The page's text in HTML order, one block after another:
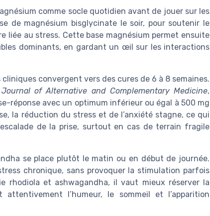
comme socle quotidien avant de jouer sur les
de magnésium bisglycinate le soir, pour soutenir le
liée au stress. Cette base magnésium permet ensuite
dominants, en gardant un œil sur les interactions
convergent vers des cures de 6 à 8 semaines.
Journal of Alternative and Complementary Medicine,
réponse avec un optimum inférieur ou égal à 500 mg
la réduction du stress et de l’anxiété stagne, ce qui
de la prise, surtout en cas de terrain fragile
se place plutôt le matin ou en début de journée.
chronique, sans provoquer la stimulation parfois
rhodiola et ashwagandha, il vaut mieux réserver la
l’humeur, le sommeil et l’apparition